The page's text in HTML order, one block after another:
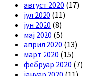
август 2020 (17)
јул 2020 (11)
јун 2020 (8)
мај 2020 (5)
април 2020 (13)
март 2020 (15)
фебруар 2020 (7)
јануар 2020 (11)